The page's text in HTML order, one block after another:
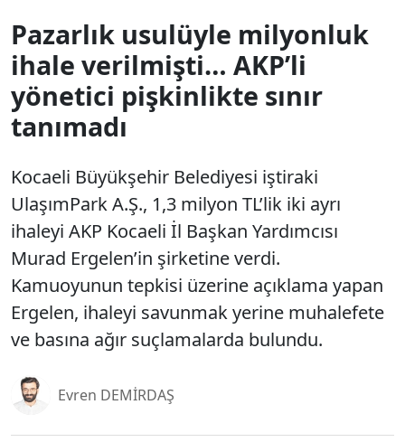
Pazarlık usulüyle milyonluk
ihale verilmişti… AKP’li
yönetici pişkinlikte sınır
tanımadı
Kocaeli Büyükşehir Belediyesi iştiraki
UlaşımPark A.Ş., 1,3 milyon TL’lik iki ayrı
ihaleyi AKP Kocaeli İl Başkan Yardımcısı
Murad Ergelen’in şirketine verdi.
Kamuoyunun tepkisi üzerine açıklama yapan
Ergelen, ihaleyi savunmak yerine muhalefete
ve basına ağır suçlamalarda bulundu.
Evren DEMİRDAŞ